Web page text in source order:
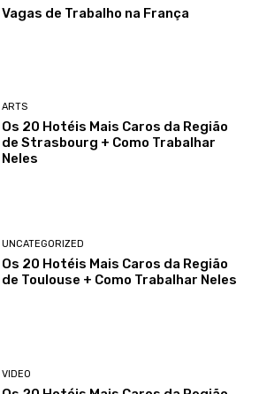
Vagas de Trabalho na França
ARTS
Os 20 Hotéis Mais Caros da Região
de Strasbourg + Como Trabalhar
Neles
UNCATEGORIZED
Os 20 Hotéis Mais Caros da Região
de Toulouse + Como Trabalhar Neles
VIDEO